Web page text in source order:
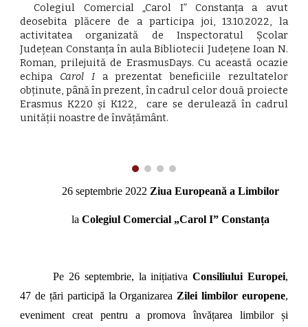
Colegiul Comercial „Carol I” Constanța a avut
deosebita plăcere de a participa joi, 13.10.2022, la
activitatea organizată de Inspectoratul Școlar
Județean Constanța în aula Bibliotecii Județene Ioan N.
Roman, prilejuită de ErasmusDays. Cu această ocazie
echipa Carol Ia prezentat beneficiile rezultatelor
obținute, până în prezent, în cadrul celor două proiecte
Erasmus K220 și K122, care se derulează în cadrul
unității noastre de învățământ.
26 septembrie 2022 Ziua Europeană a Limbilor
la Colegiul Comercial „Carol I” Constanța
Pe 26 septembrie, la inițiativa Consiliului Europei,
47 de țări participă la Organizarea Zilei limbilor europene,
eveniment creat pentru a promova învățarea limbilor și